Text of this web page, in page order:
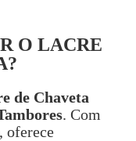
O LACRE
de Chaveta
. Com
, oferece